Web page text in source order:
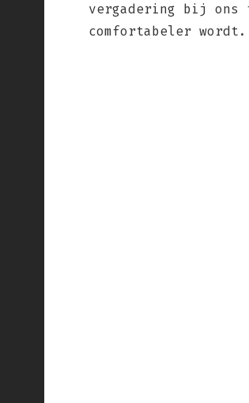
vergadering bij ons
comfortabeler wordt.